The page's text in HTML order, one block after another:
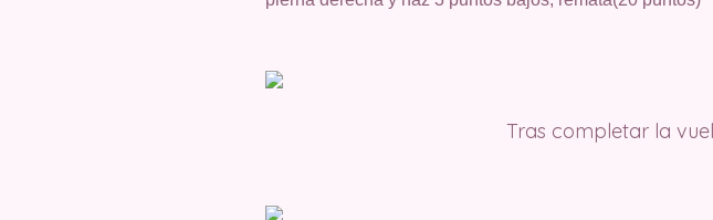
Tras completar la